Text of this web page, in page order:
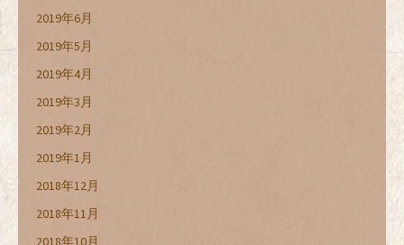
2019年6月
2019年5月
2019年4月
2019年3月
2019年2月
2019年1月
2018年12月
2018年11月
2018年10月